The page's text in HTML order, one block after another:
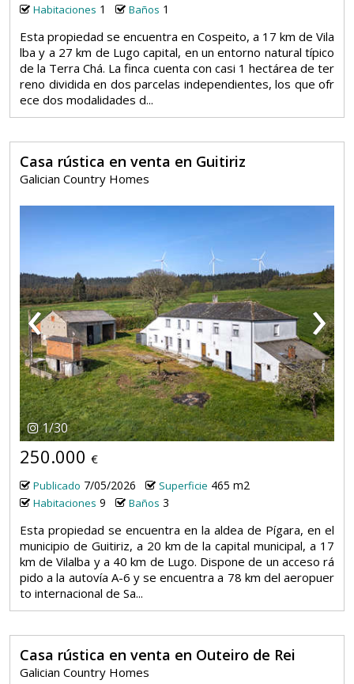
Habitaciones 1 Baños 1
Esta propiedad se encuentra en Cospeito, a 17 km de Vila
lba y a 27 km de Lugo capital, en un entorno natural típico
de la Terra Chá. La finca cuenta con casi 1 hectárea de ter
reno dividida en dos parcelas independientes, los que ofr
ece dos modalidades d...
Casa rústica en venta en Guitiriz
Galician Country Homes
‹ ›
1/30
250.000 €
Publicado 7/05/2026 Superficie 465 m2
Habitaciones 9 Baños 3
Esta propiedad se encuentra en la aldea de Pígara, en el
municipio de Guitiriz, a 20 km de la capital municipal, a 17
km de Vilalba y a 40 km de Lugo. Dispone de un acceso rá
pido a la autovía A-6 y se encuentra a 78 km del aeropuer
to internacional de Sa...
Casa rústica en venta en Outeiro de Rei
Galician Country Homes